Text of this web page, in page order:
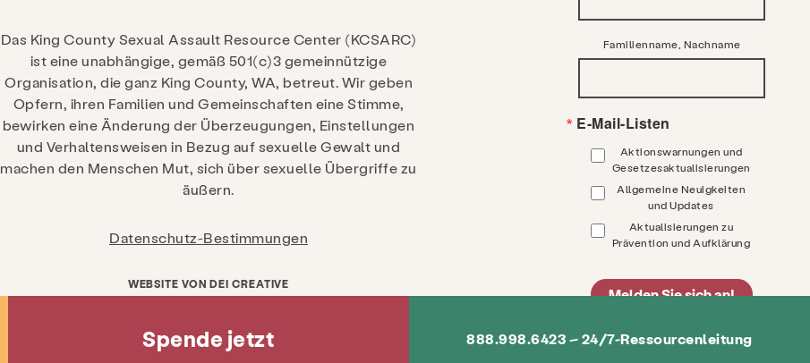
Bekomme jetzt Hilfe
Spende jetzt 888.998.6423 – 24/7-Ressourcenleitung
Das King County Sexual Assault Resource Center (KCSARC)
ist eine unabhängige, gemäß 501(c)3 gemeinnützige
Organisation, die ganz King County, WA, betreut. Wir geben
Opfern, ihren Familien und Gemeinschaften eine Stimme,
bewirken eine Änderung der Überzeugungen, Einstellungen
und Verhaltensweisen in Bezug auf sexuelle Gewalt und
machen den Menschen Mut, sich über sexuelle Übergriffe zu
äußern.
Datenschutz-Bestimmungen
WEBSITE VON DEI CREATIVE
Familienname, Nachname
E-Mail-Listen
Aktionswarnungen und
Gesetzesaktualisierungen
Allgemeine Neuigkeiten
und Updates
Aktualisierungen zu
Prävention und Aufklärung
Melden Sie sich an!